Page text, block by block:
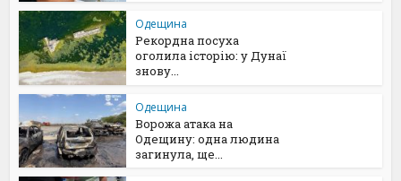
Одещина
Рекордна посуха
оголила історію: у Дунаї
знову...
Одещина
Ворожа атака на
Одещину: одна людина
загинула, ще...